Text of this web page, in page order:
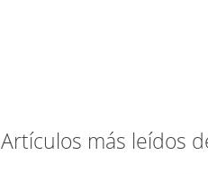
Artículos más leídos